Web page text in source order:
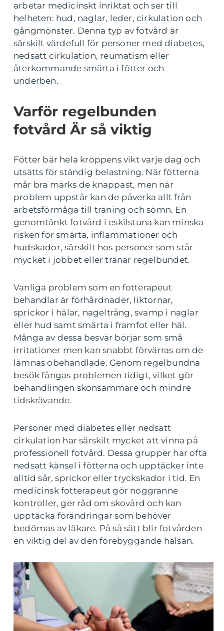
arbetar medicinskt inriktat och ser till
helheten: hud, naglar, leder, cirkulation och
gångmönster. Denna typ av fotvård är
särskilt värdefull för personer med diabetes,
nedsatt cirkulation, reumatism eller
återkommande smärta i fötter och
underben.
Varför regelbunden
fotvård Är så viktig
Fötter bär hela kroppens vikt varje dag och
utsätts för ständig belastning. När fötterna
mår bra märks de knappast, men när
problem uppstår kan de påverka allt från
arbetsförmåga till träning och sömn. En
genomtänkt fotvård i eskilstuna kan minska
risken för smärta, inflammationer och
hudskador, särskilt hos personer som står
mycket i jobbet eller tränar regelbundet.
Vanliga problem som en fotterapeut
behandlar är förhårdnader, liktornar,
sprickor i hälar, nageltrång, svamp i naglar
eller hud samt smärta i framfot eller häl.
Många av dessa besvär börjar som små
irritationer men kan snabbt förvärras om de
lämnas obehandlade. Genom regelbundna
besök fångas problemen tidigt, vilket gör
behandlingen skonsammare och mindre
tidskrävande.
Personer med diabetes eller nedsatt
cirkulation har särskilt mycket att vinna på
professionell fotvård. Dessa grupper har ofta
nedsatt känsel i fötterna och upptäcker inte
alltid sår, sprickor eller tryckskador i tid. En
medicinsk fotterapeut gör noggranne
kontroller, ger råd om skovård och kan
upptäcka förändringar som behöver
bedömas av läkare. På så sätt blir fotvården
en viktig del av den förebyggande hälsan.